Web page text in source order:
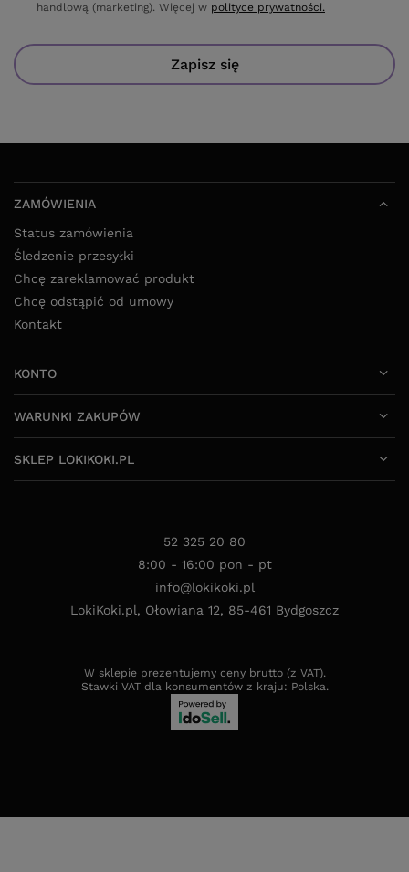
handlową (marketing). Więcej w polityce prywatności.
Zapisz się
ZAMÓWIENIA
Status zamówienia
Śledzenie przesyłki
Chcę zareklamować produkt
Chcę odstąpić od umowy
Kontakt
KONTO
WARUNKI ZAKUPÓW
SKLEP LOKIKOKI.PL
52 325 20 80
8:00 - 16:00 pon - pt
info@lokikoki.pl
LokiKoki.pl, Ołowiana 12, 85-461 Bydgoszcz
W sklepie prezentujemy ceny brutto (z VAT).
Stawki VAT dla konsumentów z kraju: Polska.